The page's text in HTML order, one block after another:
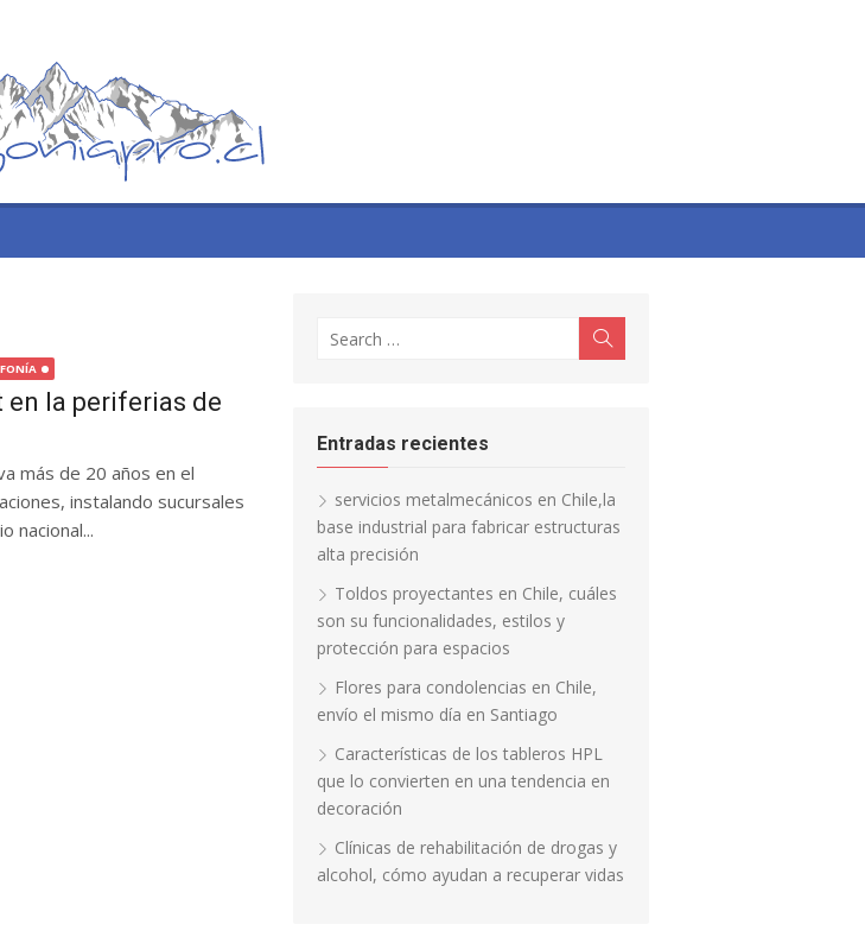
la periferias de
más de 20 años en el
instalando sucursales
nacional...
for:
Entradas recientes
servicios metalmecánicos en Chile,la
base industrial para fabricar estructuras
alta precisión
Toldos proyectantes en Chile, cuáles
son su funcionalidades, estilos y
protección para espacios
Flores para condolencias en Chile,
envío el mismo día en Santiago
Características de los tableros HPL
que lo convierten en una tendencia en
decoración
Clínicas de rehabilitación de drogas y
alcohol, cómo ayudan a recuperar vidas